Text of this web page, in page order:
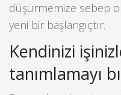
düşürmemize sebep
yeni bir başlangıçtır.
Kendinizi
tanımlamayı